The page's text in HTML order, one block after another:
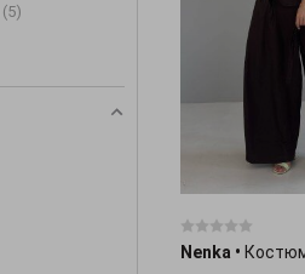
(5)
Nenka •